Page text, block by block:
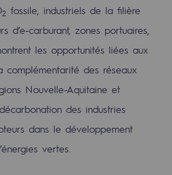
d'Intérêt H2 et
2 fossile, industriels de la filière
d’e-carburant, zones portuaires,
les opportunités liées aux
complémentarité des réseaux
Nouvelle-Aquitaine et
des industries
dans le développement
vertes.